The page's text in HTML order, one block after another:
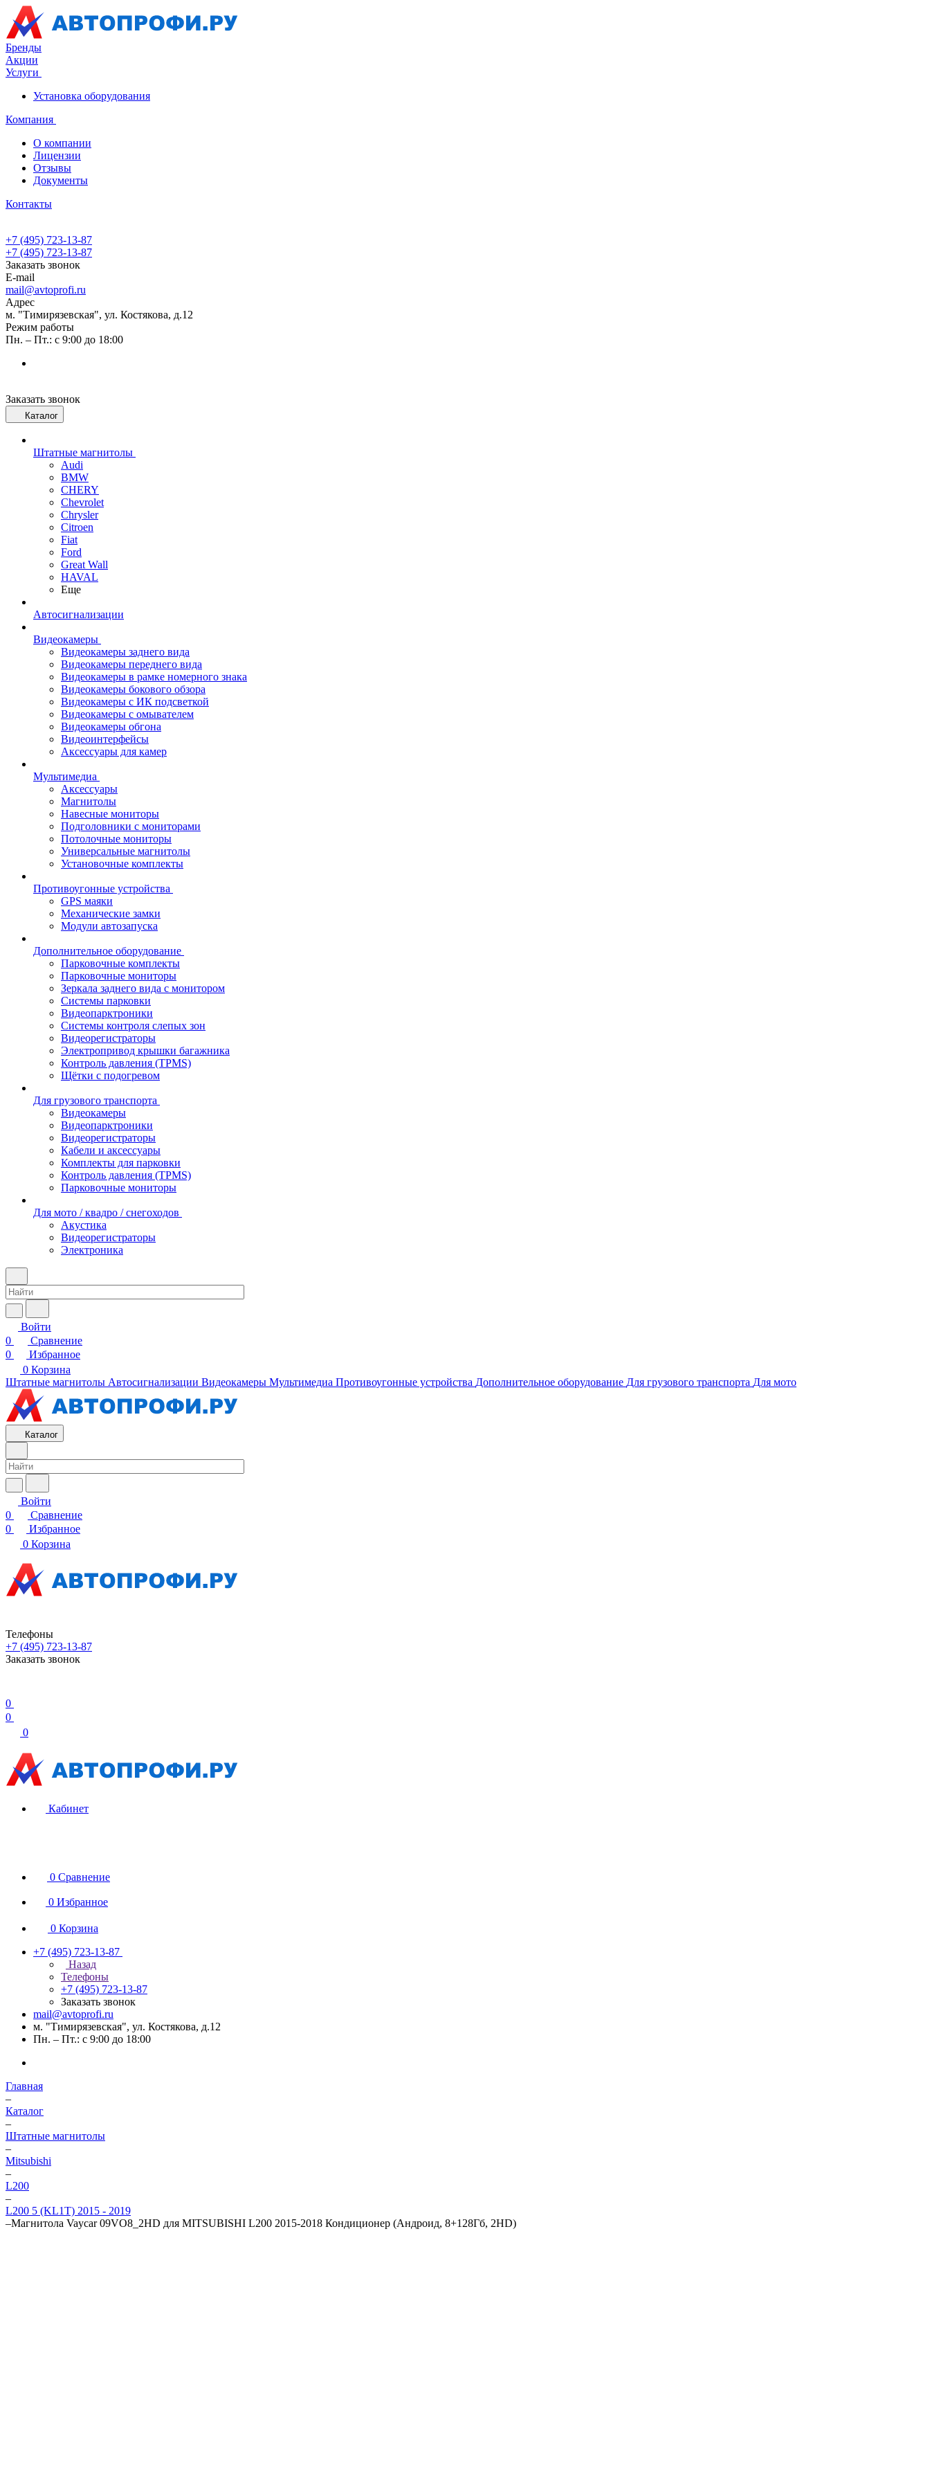
Бренды
Акции
Услуги
Установка оборудования
Компания
О компании
Лицензии
Отзывы
Документы
Контакты
+7 (495) 723-13-87
+7 (495) 723-13-87
Заказать звонок
E-mail
mail@avtoprofi.ru
Адрес
м. "Тимирязевская", ул. Костякова, д.12
Режим работы
Пн. – Пт.: с 9:00 до 18:00
Заказать звонок
Каталог
Штатные магнитолы
Audi
BMW
CHERY
Chevrolet
Chrysler
Citroen
Fiat
Ford
Great Wall
HAVAL
Еще
Автосигнализации
Видеокамеры
Видеокамеры заднего вида
Видеокамеры переднего вида
Видеокамеры в рамке номерного знака
Видеокамеры бокового обзора
Видеокамеры с ИК подсветкой
Видеокамеры с омывателем
Видеокамеры обгона
Видеоинтерфейсы
Аксессуары для камер
Мультимедиа
Аксессуары
Магнитолы
Навесные мониторы
Подголовники с мониторами
Потолочные мониторы
Универсальные магнитолы
Установочные комплекты
Противоугонные устройства
GPS маяки
Механические замки
Модули автозапуска
Дополнительное оборудование
Парковочные комплекты
Парковочные мониторы
Зеркала заднего вида с монитором
Системы парковки
Видеопарктроники
Системы контроля слепых зон
Видеорегистраторы
Электропривод крышки багажника
Контроль давления (TPMS)
Щётки с подогревом
Для грузового транспорта
Видеокамеры
Видеопарктроники
Видеорегистраторы
Кабели и аксессуары
Комплекты для парковки
Контроль давления (TPMS)
Парковочные мониторы
Для мото / квадро / снегоходов
Акустика
Видеорегистраторы
Электроника
Войти
0
Сравнение
0
Избранное
0 Корзина
Штатные магнитолы Автосигнализации Видеокамеры Мультимедиа Противоугонные устройства Дополнительное оборудование Для грузового транспорта Для мото
Каталог
Войти
0
Сравнение
0
Избранное
0 Корзина
Телефоны
+7 (495) 723-13-87
Заказать звонок
0
0
0
Кабинет
0 Сравнение
0 Избранное
0 Корзина
+7 (495) 723-13-87
Назад
Телефоны
+7 (495) 723-13-87
Заказать звонок
mail@avtoprofi.ru
м. "Тимирязевская", ул. Костякова, д.12
Пн. – Пт.: с 9:00 до 18:00
Главная
–
Каталог
–
Штатные магнитолы
–
Mitsubishi
–
L200
–
L200 5 (KL1T) 2015 - 2019
–Магнитола Vaycar 09VO8_2HD для MITSUBISHI L200 2015-2018 Кондиционер (Андроид, 8+128Гб, 2HD)